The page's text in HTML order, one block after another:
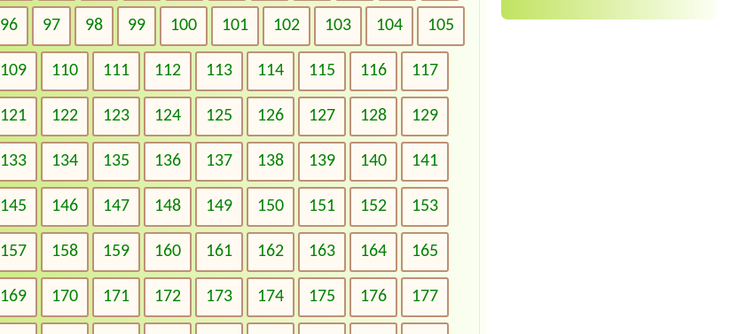
96 97 98 99 100 101 102 103 104 105
109 110 111 112 113 114 115 116 117
121 122 123 124 125 126 127 128 129
133 134 135 136 137 138 139 140 141
145 146 147 148 149 150 151 152 153
157 158 159 160 161 162 163 164 165
169 170 171 172 173 174 175 176 177